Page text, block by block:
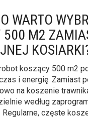
WARTO
500 M2
koszący 500 m2
i energię. Zamiast
na koszenie
według
Regularne, częste